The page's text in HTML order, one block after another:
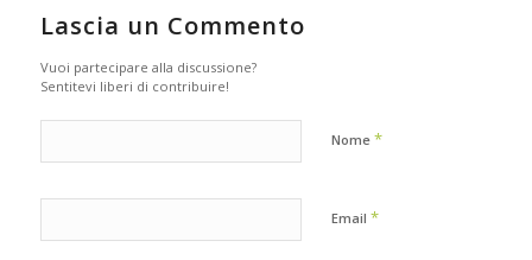
Lascia un Commento
Vuoi partecipare alla discussione?
Sentitevi liberi di contribuire!
Nome *
Email *